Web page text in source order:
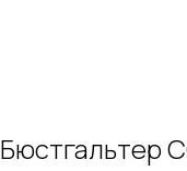
Бюстгальтер